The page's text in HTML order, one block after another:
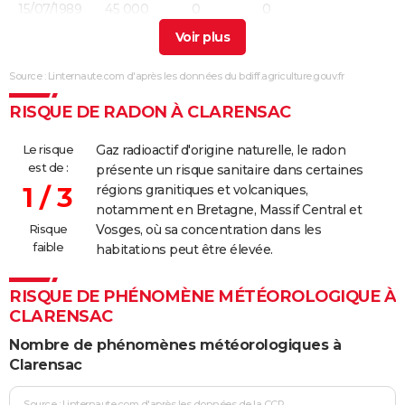
15/07/1989 45 000 0 0
0
08/05/1984
02/08/1983 1 000 0 0
02/08/1983 10 000 0 0
02/08/1983 7 000 0
29/07/1983
26/07/1983 16 000
24/07/1982
07/07/1982 500 000 0 0
Source : Linternaute.com d'après les données du bdiff.agriculture.gouv.fr
RISQUE DE RADON À CLARENSAC
Le risque
est de :
1 / 3
Risque
faible
Gaz radioactif d'origine naturelle, le radon
présente un risque sanitaire dans certaines
régions granitiques et volcaniques,
notamment en Bretagne, Massif Central et
Vosges, où sa concentration dans les
habitations peut être élevée.
RISQUE DE PHÉNOMÈNE MÉTÉOROLOGIQUE À
CLARENSAC
Nombre de phénomènes météorologiques à
Clarensac